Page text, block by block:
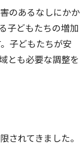
のあるなしにかか
子どもたちの増加
子どもたちが安
とも必要な調整を
れてきました。